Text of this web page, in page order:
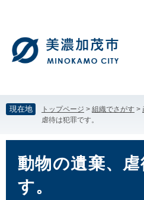
す。
し
て
本
へ
現在地 トップページ > 組織でさがす >
虐待は犯罪です。
動物の遺棄、
す。